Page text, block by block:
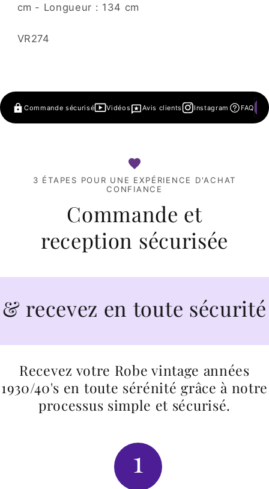
cm - Longueur : 134 cm
SKU:
VR274
Commande sécurisé Vidéos Avis clients Instagram FAQ
3 ÉTAPES POUR UNE EXPÉRIENCE D'ACHAT
CONFIANCE
Commande et
reception sécurisée
en toute sécurité
Recevez votre Robe vintage années
1930/40's en toute sérénité grâce à notre
processus simple et sécurisé.
1